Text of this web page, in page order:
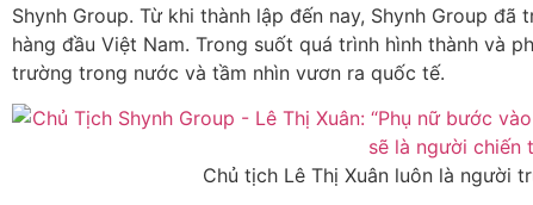
Shynh Group. Từ khi thành lập đến nay, Shynh Group
hàng đầu Việt Nam. Trong suốt quá trình hình thành và
trường trong nước và tầm nhìn vươn ra quốc tế.
Chủ tịch Lê Thị Xuân luôn là người